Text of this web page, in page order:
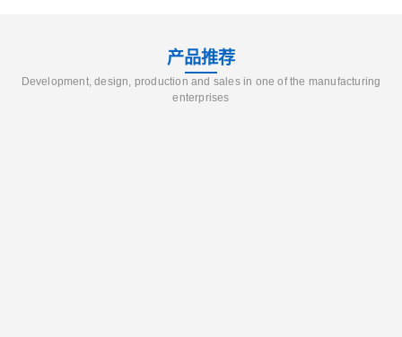
产品推荐
Development, design, production and sales in one of the manufacturing
enterprises